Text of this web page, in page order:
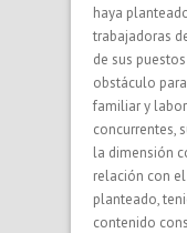
haya
trabajadoras
de sus
obstáculo
familiar y
concurrentes,
la dimensión
relación con el
planteado,
contenido